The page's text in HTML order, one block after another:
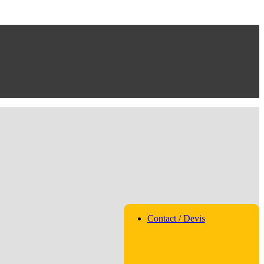
Contact / Devis